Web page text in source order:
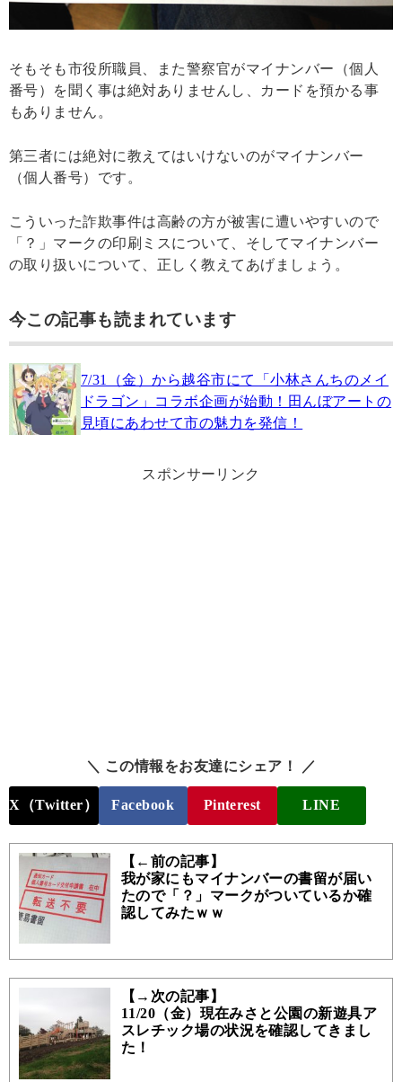
そもそも市役所職員、また警察官がマイナンバー（個人
番号）を聞く事は絶対ありませんし、カードを預かる事
もありません。
第三者には絶対に教えてはいけないのがマイナンバー
（個人番号）です。
こういった詐欺事件は高齢の方が被害に遭いやすいので
「？」マークの印刷ミスについて、そしてマイナンバー
の取り扱いについて、正しく教えてあげましょう。
今この記事も読まれています
7/31（金）から越谷市にて「小林さんちのメイ
ドラゴン」コラボ企画が始動！田んぼアートの
見頃にあわせて市の魅力を発信！
スポンサーリンク
＼ この情報をお友達にシェア！ ／
X（Twitter） Facebook Pinterest LINE
【←前の記事】
我が家にもマイナンバーの書留が届い
たので「？」マークがついているか確
認してみたｗｗ
【→次の記事】
11/20（金）現在みさと公園の新遊具ア
スレチック場の状況を確認してきまし
た！